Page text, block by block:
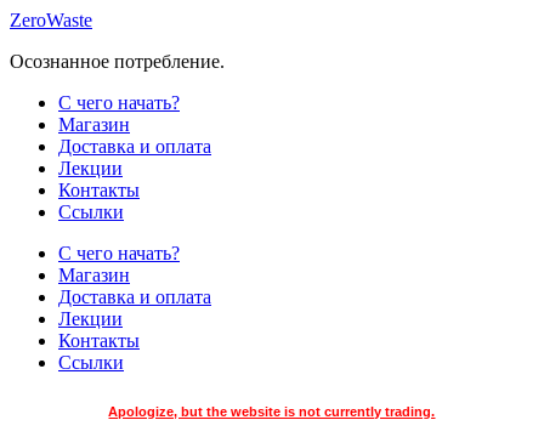
Skip
content
ZeroWaste
Осознанное потребление.
С чего начать?
Магазин
Доставка и оплата
Лекции
Контакты
Ссылки
С чего начать?
Магазин
Доставка и оплата
Лекции
Контакты
Ссылки
Apologize, but the website is not currently trading.